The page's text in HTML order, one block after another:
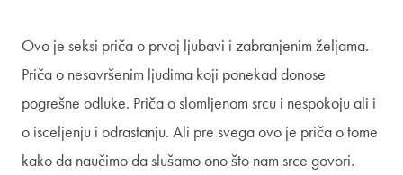
Ovo je seksi priča o prvoj ljubavi i zabranjenim željama.
Priča o nesavršenim ljudima koji ponekad donose
pogrešne odluke. Priča o slomljenom srcu i nespokoju ali i
o isceljenju i odrastanju. Ali pre svega ovo je priča o tome
kako da naučimo da slušamo ono što nam srce govori.